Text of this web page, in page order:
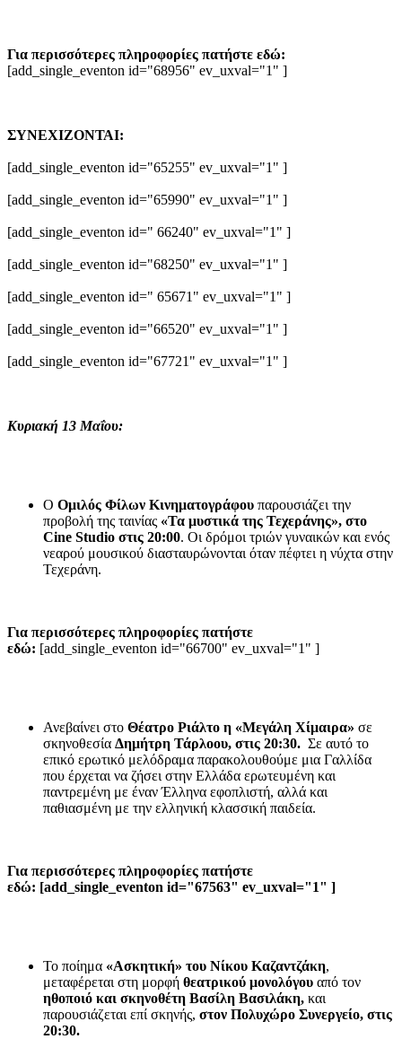
Για περισσότερες πληροφορίες πατήστε εδώ:
[add_single_eventon id="68956" ev_uxval="1" ]
ΣΥΝΕΧΙΖΟΝΤΑΙ:
[add_single_eventon id="65255" ev_uxval="1" ]
[add_single_eventon id="65990" ev_uxval="1" ]
[add_single_eventon id=" 66240" ev_uxval="1" ]
[add_single_eventon id="68250" ev_uxval="1" ]
[add_single_eventon id=" 65671" ev_uxval="1" ]
[add_single_eventon id="66520" ev_uxval="1" ]
[add_single_eventon id="67721" ev_uxval="1" ]
Κυριακή 13 Μαΐου:
Ο Ομιλός Φίλων Κινηματογράφου παρουσιάζει την
προβολή της ταινίας «Τα μυστικά της Τεχεράνης», στο
Cine Studio στις 20:00. Οι δρόμοι τριών γυναικών και ενός
νεαρού μουσικού διασταυρώνονται όταν πέφτει η νύχτα στην
Τεχεράνη.
Για περισσότερες πληροφορίες πατήστε
εδώ: [add_single_eventon id="66700" ev_uxval="1" ]
Ανεβαίνει στο Θέατρο Ριάλτο η «Μεγάλη Χίμαιρα» σε
σκηνοθεσία Δημήτρη Τάρλοου, στις 20:30. Σε αυτό το
επικό ερωτικό μελόδραμα παρακολουθούμε μια Γαλλίδα
που έρχεται να ζήσει στην Ελλάδα ερωτευμένη και
παντρεμένη με έναν Έλληνα εφοπλιστή, αλλά και
παθιασμένη με την ελληνική κλασσική παιδεία.
Για περισσότερες πληροφορίες πατήστε
εδώ: [add_single_eventon id="67563" ev_uxval="1" ]
Το ποίημα «Ασκητική» του Νίκου Καζαντζάκη,
μεταφέρεται στη μορφή θεατρικού μονολόγου από τον
ηθοποιό και σκηνοθέτη Βασίλη Βασιλάκη, και
παρουσιάζεται επί σκηνής, στον Πολυχώρο Συνεργείο, στις
20:30.